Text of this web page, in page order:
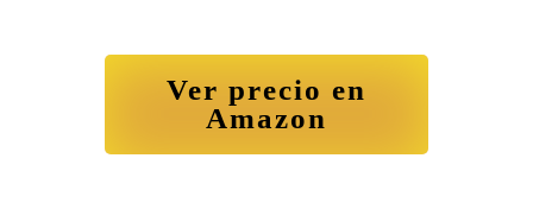
Ver precio en
Amazon